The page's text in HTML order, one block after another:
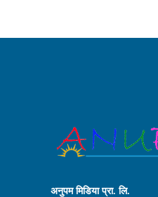
अनुपम मिडिया प्रा. लि.